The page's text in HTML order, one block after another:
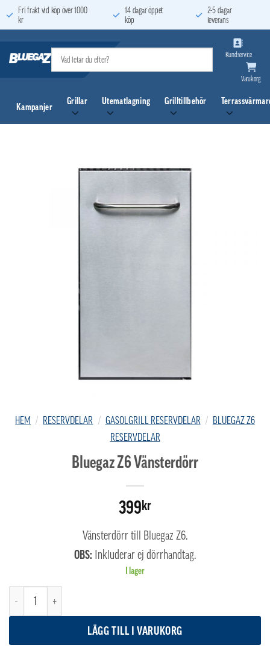
to
Fri frakt vid köp över 1000
kr
14 dagar öppet
köp
2-5 dagar
leverans
Kundservice
Varukorg
Kampanjer
Grillar Utematlagning Grilltillbehör
HEM / RESERVDELAR / GASOLGRILL RESERVDELAR / BLUEGAZ Z6
RESERVDELAR
Bluegaz Z6 Vänsterdörr
399kr
Vänsterdörr till Bluegaz Z6.
OBS: Inkluderar ej dörrhandtag.
I lager
Bluegaz Z6 Vänsterdörr mängd
LÄGG TILL I VARUKORG